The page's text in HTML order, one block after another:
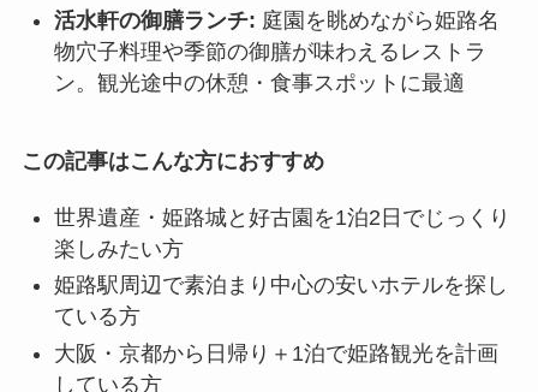
活水軒の御膳ランチ: 庭園を眺めながら姫路名
物穴子料理や季節の御膳が味わえるレストラ
ン。観光途中の休憩・食事スポットに最適
この記事はこんな方におすすめ
世界遺産・姫路城と好古園を1泊2日でじっくり
楽しみたい方
姫路駅周辺で素泊まり中心の安いホテルを探し
ている方
大阪・京都から日帰り＋1泊で姫路観光を計画
している方